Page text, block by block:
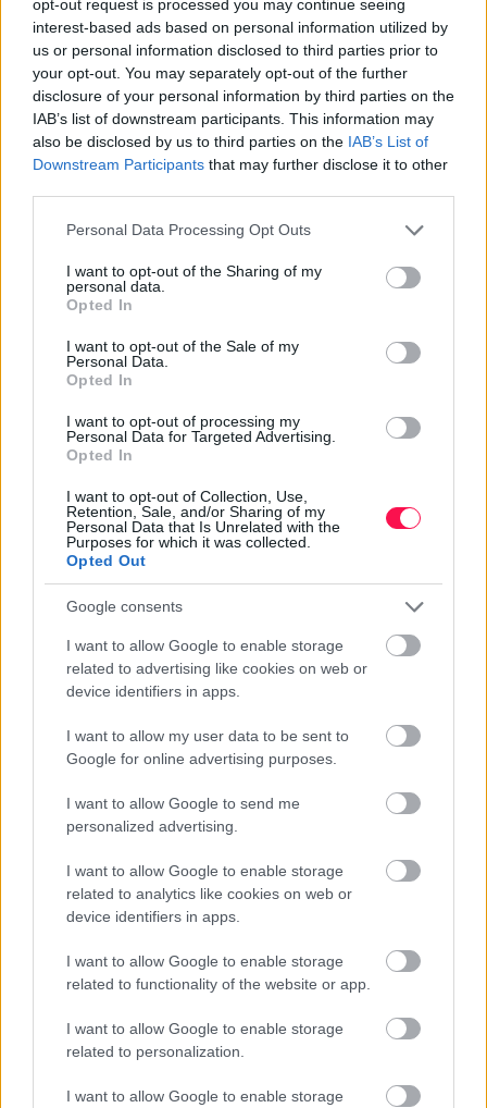
opt-out request is processed you may continue seeing
interest-based ads based on personal information utilized by
us or personal information disclosed to third parties prior to
your opt-out. You may separately opt-out of the further
disclosure of your personal information by third parties on the
IAB’s list of downstream participants. This information may
also be disclosed by us to third parties on the IAB’s List of
Downstream Participants that may further disclose it to other
Please note that this website/app uses one or more Google
not limited to your visit or usage behaviour. You may click to
grant or deny consent to Google and its third-party tags to
use your data for below specified purposes in below Google
consent section.
Personal Data Processing Opt Outs
I want to opt-out of the Sharing of my
personal data.
Opted In
I want to opt-out of the Sale of my
Personal Data.
Opted In
I want to opt-out of processing my
Personal Data for Targeted Advertising.
Opted In
I want to opt-out of Collection, Use,
Retention, Sale, and/or Sharing of my
Personal Data that Is Unrelated with the
Purposes for which it was collected.
Opted Out
Google consents
I want to allow Google to enable storage
related to advertising like cookies on web or
device identifiers in apps.
I want to allow my user data to be sent to
Google for online advertising purposes.
I want to allow Google to send me
personalized advertising.
I want to allow Google to enable storage
related to analytics like cookies on web or
device identifiers in apps.
I want to allow Google to enable storage
related to functionality of the website or app.
I want to allow Google to enable storage
related to personalization.
I want to allow Google to enable storage
5 Hidden Signs You Have Worms Inside
Your Body
This Simple Trick Removes All Parasites
From Your Body!
Fungus Dries Up And Falls Off After The
First Use